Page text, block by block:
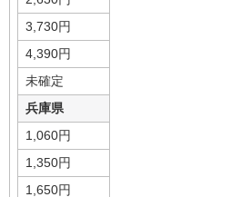
3,730円
4,390円
未確定
兵庫県
1,060円
1,350円
1,650円